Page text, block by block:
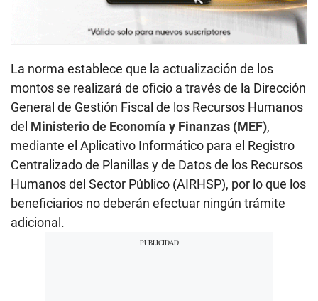
La norma establece que la actualización de los
montos se realizará de oficio a través de la Dirección
General de Gestión Fiscal de los Recursos Humanos
del Ministerio de Economía y Finanzas (MEF),
mediante el Aplicativo Informático para el Registro
Centralizado de Planillas y de Datos de los Recursos
Humanos del Sector Público (AIRHSP), por lo que los
beneficiarios no deberán efectuar ningún trámite
adicional.